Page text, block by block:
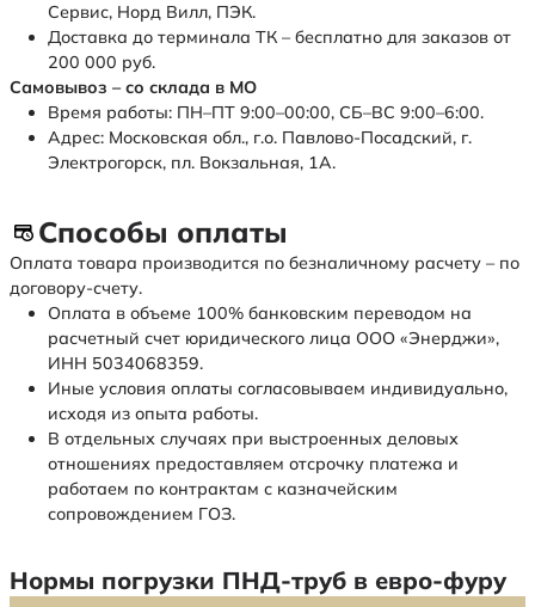
Сервис, Норд Вилл, ПЭК.
Доставка до терминала ТК – бесплатно для заказов от
200 000 руб.
Самовывоз – со склада в МО
Время работы: ПН–ПТ 9:00–00:00, СБ–ВС 9:00–6:00.
Адрес: Московская обл., г.о. Павлово-Посадский, г.
Электрогорск, пл. Вокзальная, 1А.
Способы оплаты
Оплата товара производится по безналичному расчету – по
договору-счету.
Оплата в объеме 100% банковским переводом на
расчетный счет юридического лица ООО «Энерджи»,
ИНН 5034068359.
Иные условия оплаты согласовываем индивидуально,
исходя из опыта работы.
В отдельных случаях при выстроенных деловых
отношениях предоставляем отсрочку платежа и
работаем по контрактам с казначейским
сопровождением ГОЗ.
Нормы погрузки ПНД-труб в евро-фуру